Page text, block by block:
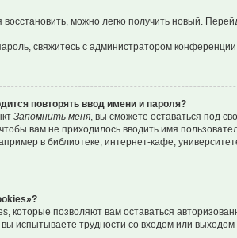
восстановить, можно легко получить новый.
свяжитесь с администратором
повторять ввод имени и пароля?
Запомнить меня, вы сможете оставаться под
вам не приходилось вводить имя
в библиотеке, интернет-кафе,
которые позволяют вам оставаться
испытываете трудности со входом или